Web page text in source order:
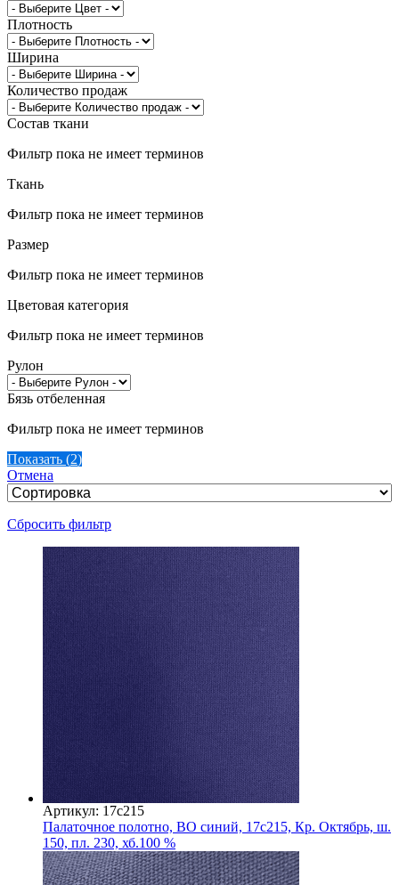
Плотность
Ширина
Количество продаж
Состав ткани
Фильтр пока не имеет терминов
Ткань
Фильтр пока не имеет терминов
Размер
Фильтр пока не имеет терминов
Цветовая категория
Фильтр пока не имеет терминов
Рулон
Бязь отбеленная
Фильтр пока не имеет терминов
Показать (2)
Отмена
Сбросить фильтр
Артикул: 17с215
Палаточное полотно, ВО синий, 17с215, Кр. Октябрь, ш.
150, пл. 230, хб.100 %